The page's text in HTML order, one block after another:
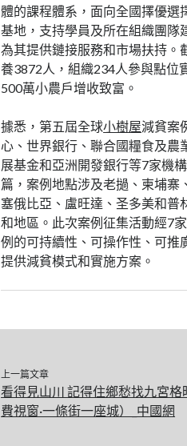
體的課程體系，面向全國擇優選
基地，支持學員及所在組織團隊
為其提供鏈接服務和市場扶持。
養3872人，組織234人參與點位
500萬小農戶增收致富。
據悉，第五屆全球小樹屋減貧案
心、世界銀行、聯合國糧食及
展基金和亞洲開發銀行等7家機
篇，案例地點涉及老撾、柬埔
塞俄比亞、盧旺達、圣多美和普
和地區。此次案例征集活動經7
例的可持續性、可操作性、可推
提供減貧模式和實施方案。
上一篇文章
看得見山川 記得住鄉愁找九宮格
費視窗·一條街一座城）_中國網